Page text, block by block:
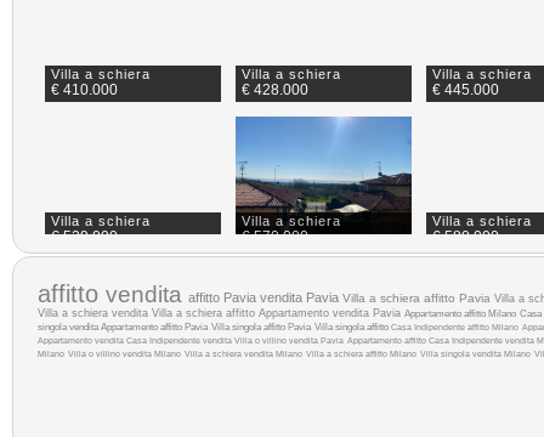
Villa a schiera
€ 410.000
Villa a schiera
€ 428.000
Villa a schiera
€ 445.000
Villa a schiera
€ 529.000
Villa a schiera
€ 570.000
Villa a schiera
€ 580.000
affitto vendita affitto Pavia vendita Pavia Villa a schiera affitto Pavia Villa a
Villa a schiera vendita Villa a schiera affitto Appartamento vendita Pavia Appartamento affitto Milano Casa
singola venditaAppartamento affitto Pavia Villa singola affitto Pavia Villa singola affitto Casa Indipendente affitto Milano
Appartamento vendita Casa Indipendente vendita Villa o villino vendita Pavia Appartamento affitto Casa Indipendente vendita
Milano Villa o villino vendita Milano Villa a schiera vendita Milano Villa a schiera affitto Milano Villa singola vendita Milano